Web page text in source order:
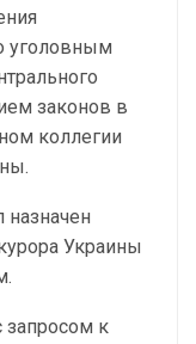
уголовным
законов в
коллегии
Украины
запросом к